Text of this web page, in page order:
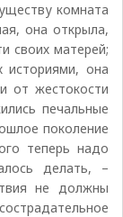
комната
она открыла,
своих матерей;
историями, она
от жестокости
печальные
поколение
теперь надо
делать, –
не должны